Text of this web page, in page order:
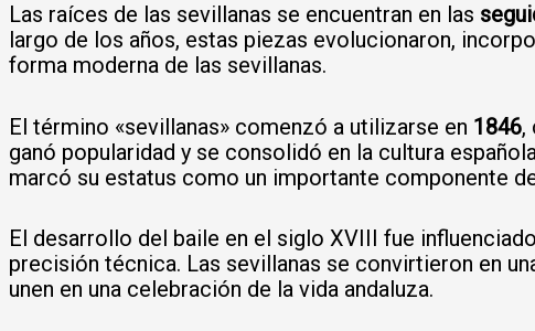
Las raíces de las sevillanas se encuentran en las
largo de los años, estas piezas evolucionaron,
forma moderna de las sevillanas.
El término «sevillanas» comenzó a utilizarse en 1846,
ganó popularidad y se consolidó en la cultura
marcó su estatus como un importante componente
El desarrollo del baile en el siglo XVIII fue
precisión técnica. Las sevillanas se convirtieron en
unen en una celebración de la vida andaluza.